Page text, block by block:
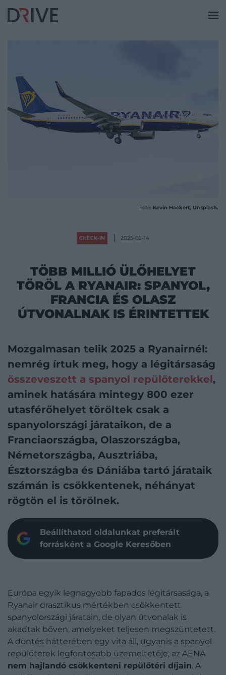
Fotó: Kevin Hackert, Unsplash.
CHECK-IN 2025-02-14
TÖBB MILLIÓ ÜLŐHELYET
TÖRÖL A RYANAIR: SPANYOL,
FRANCIA ÉS OLASZ
ÚTVONALNAK IS ÉRINTETTEK
Mozgalmasan telik 2025 a Ryanairnél:
nemrég írtuk meg, hogy a légitársaság
összeveszett a spanyol repülőterekkel,
aminek hatására mintegy 800 ezer
utasférőhelyet töröltek csak a
spanyolországi járataikon, de a
Franciaországba, Olaszországba,
Németországba, Ausztriába,
Észtországba és Dániába tartó járataik
számán is csökkentenek, néhányat
rögtön el is törölnek.
Beállíthatod oldalunkat preferált
forrásként a Google Keresőben
Európa egyik legnagyobb fapados légitársasága, a
Ryanair drasztikus mértékben csökkentett
spanyolországi járatain, de olyan útvonalak is
akadtak bőven, amelyeket teljesen megszüntetett.
A döntés hátterében egy vita áll, ugyanis a spanyol
repülőterek legfontosabb üzemeltetője, az AENA
nem hajlandó csökkenteni repülőtéri díjain. A